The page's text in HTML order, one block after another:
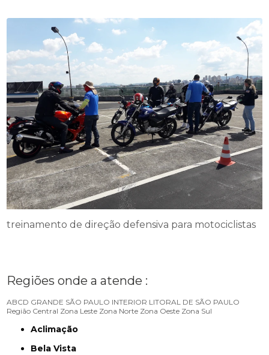
treinamento de direção defensiva para motociclistas
Regiões onde a atende :
ABCD GRANDE SÃO PAULO INTERIOR LITORAL DE SÃO PAULO
Região Central Zona Leste Zona Norte Zona Oeste Zona Sul
Aclimação
Bela Vista